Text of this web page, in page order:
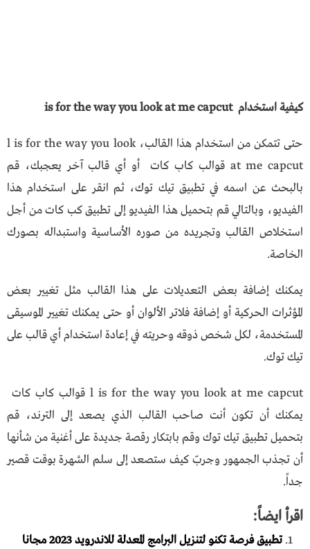
كيفية استخدام is for the way you look at me capcut
حتى تتمكن من استخدام هذا القالب، l is for the way you look
at me capcut قوالب كاب كات أو أي قالب آخر يعجبك، قم
بالبحث عن اسمه في تطبيق تيك توك، ثم انقر على استخدام هذا
الفيديو، وبالتالي قم بتحميل هذا الفيديو إلى تطبيق كب كات من أجل
استخلاص القالب وتجريده من صوره الأساسية واستبداله بصورك
الخاصة.
يمكنك إضافة بعض التعديلات على هذا القالب مثل تغيير بعض
المؤثرات الحركية أو إضافة فلاتر الألوان أو حتى يمكنك تغيير الموسيقى
المستخدمة، لكل شخص ذوقه وحريته في إعادة استخدام أي قالب على
تيك توك.
l is for the way you look at me capcut قوالب كاب كات
يمكنك أن تكون أنت صاحب القالب الذي يصعد إلى الترند، قم
بتحميل تطبيق تيك توك وقم بابتكار رقصة جديدة على أغنية من شأنها
أن تجذب الجمهور وجربّ كيف ستصعد إلى سلم الشهرة بوقت قصير
جداً.
اقرأ ايضاً:
تطبيق فرصة تكنو لتنزيل البرامج المعدلة للاندرويد 2023 مجانا